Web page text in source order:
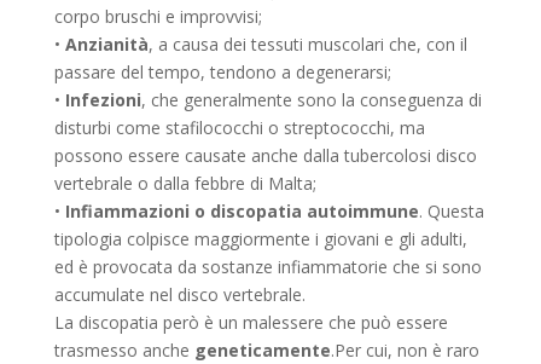
corpo bruschi e improvvisi;
• Anzianità, a causa dei tessuti muscolari che, con il
passare del tempo, tendono a degenerarsi;
• Infezioni, che generalmente sono la conseguenza di
disturbi come stafilococchi o streptococchi, ma
possono essere causate anche dalla tubercolosi disco
vertebrale o dalla febbre di Malta;
• Infiammazioni o discopatia autoimmune. Questa
tipologia colpisce maggiormente i giovani e gli adulti,
ed è provocata da sostanze infiammatorie che si sono
accumulate nel disco vertebrale.
La discopatia però è un malessere che può essere
trasmesso anche geneticamente.Per cui, non è raro